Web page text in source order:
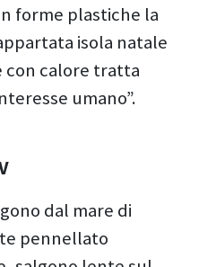
forme plastiche la
isola natale
con calore tratta
umano”.
dal mare di
pennellato